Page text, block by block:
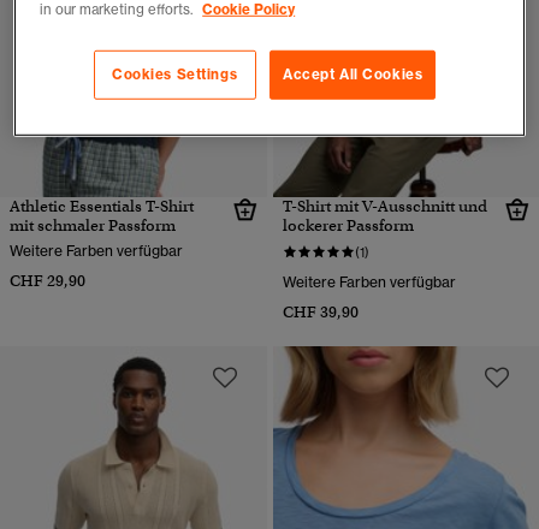
Athletic Essentials T-Shirt
mit schmaler Passform
Weitere Farben verfügbar
CHF 29,90
T-Shirt mit V-Ausschnitt und
lockerer Passform
(1)
Weitere Farben verfügbar
CHF 39,90
in our marketing efforts. Cookie Policy
Accept All Cookies
Cookies Settings